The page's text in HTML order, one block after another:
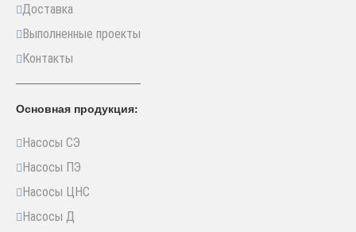
Доставка
Выполненные проекты
Контакты
Основная продукция:
Насосы СЭ
Насосы ПЭ
Насосы ЦНС
Насосы Д